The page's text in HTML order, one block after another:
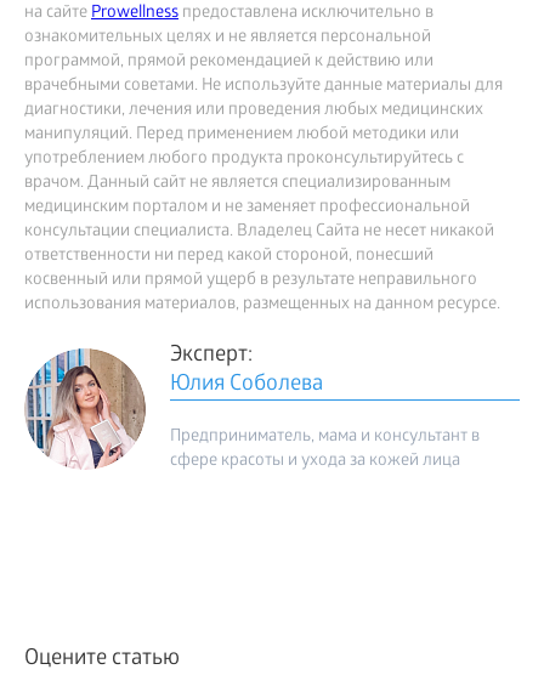
на сайтеProwellness предоставлена исключительно в
ознакомительных целях и не является персональной
программой, прямой рекомендацией к действию или
врачебными советами. Не используйте данные материалы для
диагностики, лечения или проведения любых медицинских
манипуляций. Перед применением любой методики или
употреблением любого продукта проконсультируйтесь с
врачом. Данный сайт не является специализированным
медицинским порталом и не заменяет профессиональной
консультации специалиста. Владелец Сайта не несет никакой
ответственности ни перед какой стороной, понесший
косвенный или прямой ущерб в результате неправильного
использования материалов, размещенных на данном ресурсе.
Эксперт:
Юлия Соболева
Предприниматель, мама и консультант в
сфере красоты и ухода за кожей лица
Оцените статью